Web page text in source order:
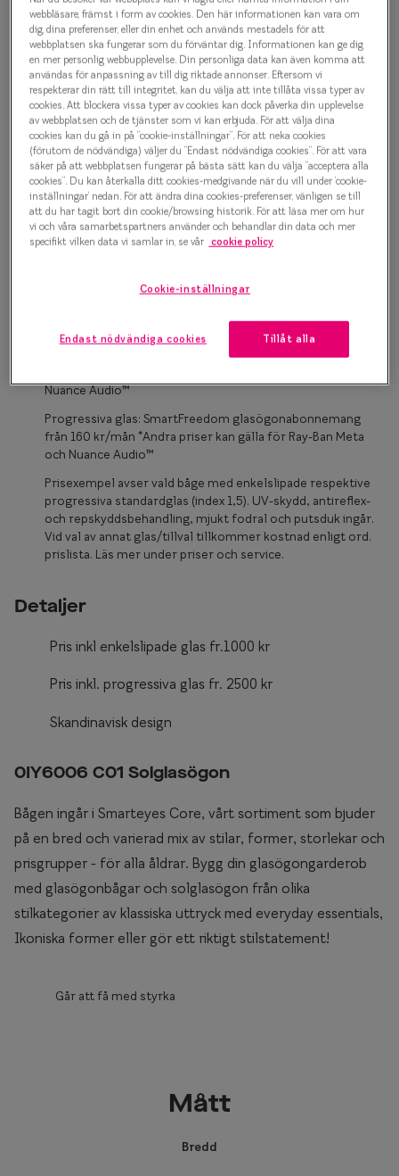
Olika
Taberg
500 kr
Rosa
Bågstorlek
XS
Upp till 119 mm
Osäker på vilken storlek du har? Se vår Storleksguide
Hitta butik
Enkelslipade glas: SmartFreedom glasögonabonnemang
Nuance Audio™
Progressiva glas: SmartFreedom glasögonabonnemang
från 160 kr/mån *Andra priser kan gälla för Ray-Ban Meta
och Nuance Audio™
Prisexempel avser vald båge med enkelslipade respektive
progressiva standardglas (index 1,5). UV-skydd, antireflex-
och repskyddsbehandling, mjukt fodral och putsduk ingår.
Vid val av annat glas/tillval tillkommer kostnad enligt ord.
prislista. Läs mer under priser och service.
Detaljer
Pris inkl enkelslipade glas fr.1000 kr
Pris inkl. progressiva glas fr. 2500 kr
Skandinavisk design
0IY6006 C01 Solglasögon
Bågen ingår i Smarteyes Core, vårt sortiment som bjuder
på en bred och varierad mix av stilar, former, storlekar och
prisgrupper - för alla åldrar. Bygg din glasögongarderob
med glasögonbågar och solglasögon från olika
stilkategorier av klassiska uttryck med everyday essentials,
Ikoniska former eller gör ett riktigt stilstatement!
Går att få med styrka
Mått
Bredd
webbläsare, främst i form av cookies. Den här informationen kan vara om
dig, dina preferenser, eller din enhet och används mestadels för att
webbplatsen ska fungerar som du förväntar dig. Informationen kan ge dig
en mer personlig webbupplevelse. Din personliga data kan även komma att
användas för anpassning av till dig riktade annonser. Eftersom vi
respekterar din rätt till integritet, kan du välja att inte tillåta vissa typer av
cookies. Att blockera vissa typer av cookies kan dock påverka din upplevelse
av webbplatsen och de tjänster som vi kan erbjuda. För att välja dina
cookies kan du gå in på ”cookie-inställningar”. För att neka cookies
(förutom de nödvändiga) väljer du ”Endast nödvändiga cookies”. För att vara
säker på att webbplatsen fungerar på bästa sätt kan du välja ”acceptera alla
cookies”. Du kan återkalla ditt cookies-medgivande när du vill under ’cookie-
inställningar’ nedan. För att ändra dina cookies-preferenser, vänligen se till
att du har tagit bort din cookie/browsing historik. För att läsa mer om hur
vi och våra samarbetspartners använder och behandlar din data och mer
specifikt vilken data vi samlar in, se vår cookie policy
Cookie-inställningar
Endast nödvändiga cookies Tillåt alla